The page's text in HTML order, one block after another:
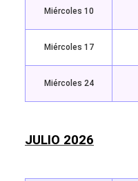
Miércoles 10
Miércoles 17
Miércoles 24
JULIO 2026